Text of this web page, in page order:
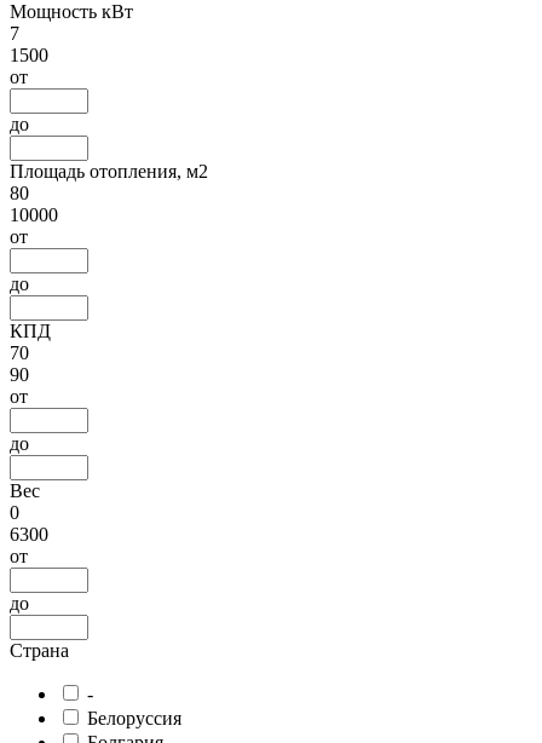
Мощность кВт
7
1500
от
до
Площадь отопления, м2
80
10000
от
до
КПД
70
90
от
до
Вес
0
6300
от
до
Страна
-
Белоруссия